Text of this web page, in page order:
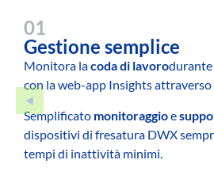
01
Gestione semplice
Monitora lacoda di lavorodurante
con la web-app Insights
Semplificato monitoraggioe
dispositivi di fresatura DWX
tempi di inattività minimi.